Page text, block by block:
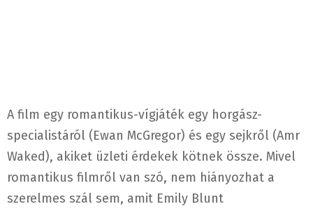
A film egy romantikus-vígjáték egy horgász-
specialistáról (Ewan McGregor) és egy sejkről (Amr
Waked), akiket üzleti érdekek kötnek össze. Mivel
romantikus filmről van szó, nem hiányozhat a
szerelmes szál sem, amit Emily Blunt